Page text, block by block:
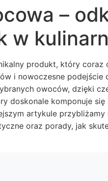
–
w
produkt, który coraz
i nowoczesne podejście
owoców, dzięki
doskonale komponuje
artykule
oraz porady, jak